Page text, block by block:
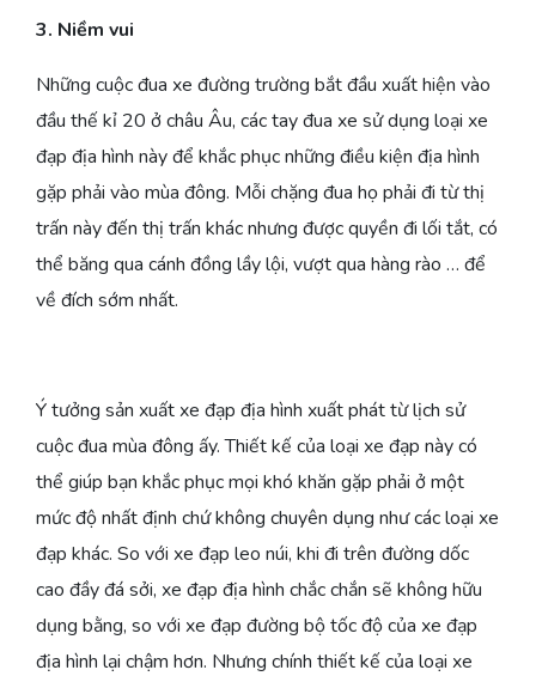
3. Niềm vui
Những cuộc đua xe đường trường bắt đầu xuất hiện vào
đầu thế kỉ 20 ở châu Âu, các tay đua xe sử dụng loại xe
đạp địa hình này để khắc phục những điều kiện địa hình
gặp phải vào mùa đông. Mỗi chặng đua họ phải đi từ thị
trấn này đến thị trấn khác nhưng được quyền đi lối tắt, có
thể băng qua cánh đồng lầy lội, vượt qua hàng rào … để
về đích sớm nhất.
Ý tưởng sản xuất xe đạp địa hình xuất phát từ lịch sử
cuộc đua mùa đông ấy. Thiết kế của loại xe đạp này có
thể giúp bạn khắc phục mọi khó khăn gặp phải ở một
mức độ nhất định chứ không chuyên dụng như các loại xe
đạp khác. So với xe đạp leo núi, khi đi trên đường dốc
cao đầy đá sởi, xe đạp địa hình chắc chắn sẽ không hữu
dụng bằng, so với xe đạp đường bộ tốc độ của xe đạp
địa hình lại chậm hơn. Nhưng chính thiết kế của loại xe